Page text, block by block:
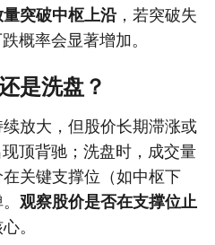
突破中枢上沿，若突破失
概率会显著增加。
是洗盘？
放大，但股价长期滞涨或
顶背驰；洗盘时，成交量
关键支撑位（如中枢下
观察股价是否在支撑位止
。